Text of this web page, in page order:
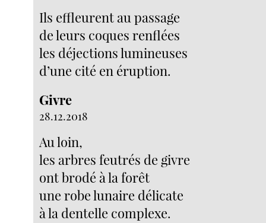
Ils effleurent au passage
de leurs coques renflées
les déjections lumineuses
d’une cité en éruption.
Givre
28.12.2018
Au loin,
les arbres feutrés de givre
ont brodé à la forêt
une robe lunaire délicate
à la dentelle complexe.